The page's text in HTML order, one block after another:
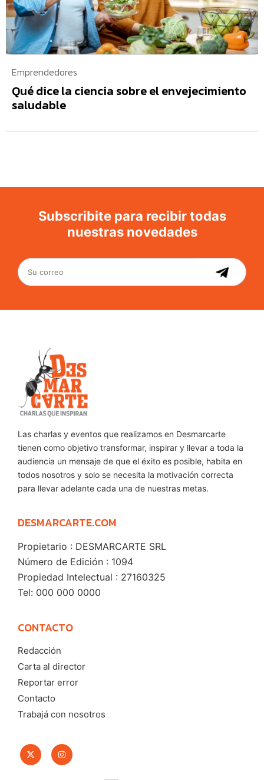
Emprendedores
Qué dice la ciencia sobre el envejecimiento
saludable
Subscribite para recibir todas
nuestras novedades
Las charlas y eventos que realizamos en Desmarcarte
tienen como objetivo transformar, inspirar y llevar a toda la
audiencia un mensaje de que el éxito es posible, habita en
todos nosotros y solo se necesita la motivación correcta
para llevar adelante cada una de nuestras metas.
DESMARCARTE.COM
Propietario : DESMARCARTE SRL
Número de Edición : 1094
Propiedad Intelectual : 27160325
Tel: 000 000 0000
CONTACTO
Redacción
Carta al director
Reportar error
Contacto
Trabajá con nosotros